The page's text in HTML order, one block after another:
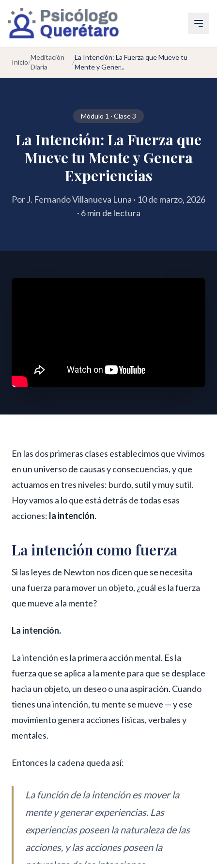
Saltar al contenido principal
Ir a la navegación
Ir a contacto
Inicio/
Meditación
Diaria
/
La Intención: La Fuerza que Mueve tu
Mente y Gener...
Módulo 1 · Clase 3
La Intención: La Fuerza que
Mueve tu Mente y Genera
Experiencias
Por J. Fernando Villanueva Luna · 10 de marzo, 2026
· 6 min de lectura
En las dos primeras clases establecimos que vivimos
en un universo de causas y consecuencias, y que
actuamos en tres niveles: burdo, sutil y muy sutil.
Hoy vamos a lo que está detrás de todas esas
acciones: la intención.
La intención como fuerza
Si las leyes de Newton nos dicen que se necesita
una fuerza para mover un objeto, ¿cuál es la fuerza
que mueve a la mente?
La intención.
La intención es la primera acción mental. Es la
fuerza que se aplica a la mente para que se desplace
hacia un objeto, un deseo o una aspiración. Cuando
tienes una intención, tu mente se mueve — y ese
movimiento genera acciones físicas, verbales y
mentales.
Entonces la cadena queda así:
La función de la intención es mover la
mente y generar experiencias. Las
experiencias poseen la naturaleza de las
acciones, y las acciones poseen la